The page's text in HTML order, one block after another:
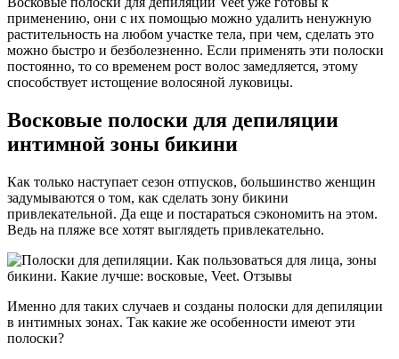
применению, они с их помощью можно удалить ненужную
растительность на любом участке тела, при чем, сделать это
можно быстро и безболезненно. Если применять эти полоски
постоянно, то со временем рост волос замедляется, этому
способствует истощение волосяной луковицы.
Восковые полоски для депиляции
интимной зоны бикини
Как только наступает сезон отпусков, большинство женщин
задумываются о том, как сделать зону бикини
привлекательной. Да еще и постараться сэкономить на этом.
Ведь на пляже все хотят выглядеть привлекательно.
Именно для таких случаев и созданы полоски для депиляции
в интимных зонах. Так какие же особенности имеют эти
полоски?